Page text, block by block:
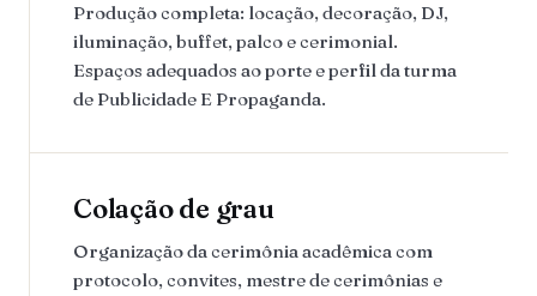
Produção completa: locação, decoração, DJ,
iluminação, buffet, palco e cerimonial.
Espaços adequados ao porte e perfil da turma
de Publicidade E Propaganda.
Colação de grau
Organização da cerimônia acadêmica com
protocolo, convites, mestre de cerimônias e